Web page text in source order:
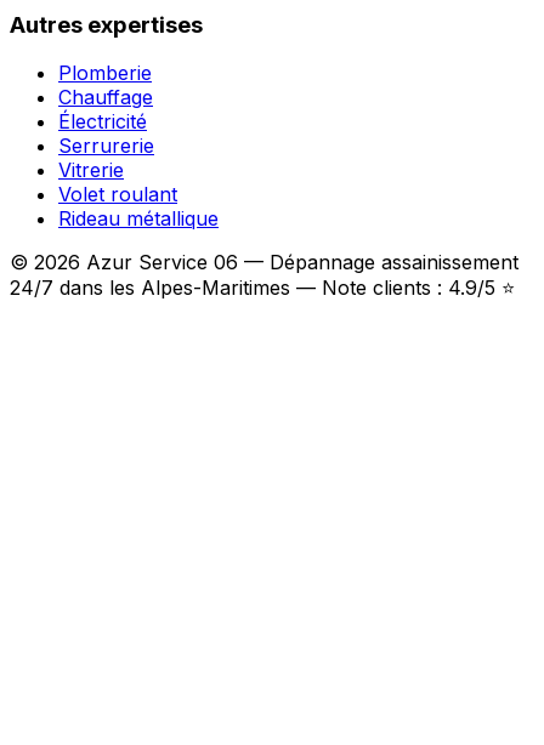
Autres expertises
Plomberie
Chauffage
Électricité
Serrurerie
Vitrerie
Volet roulant
Rideau métallique
© 2026 Azur Service 06 — Dépannage assainissement
24/7 dans les Alpes-Maritimes — Note clients : 4.9/5 ⭐